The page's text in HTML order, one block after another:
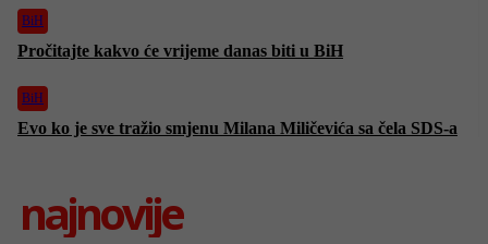
BiH
Pročitajte kakvo će vrijeme danas biti u BiH
BiH
Evo ko je sve tražio smjenu Milana Miličevića sa čela SDS-a
najnovije